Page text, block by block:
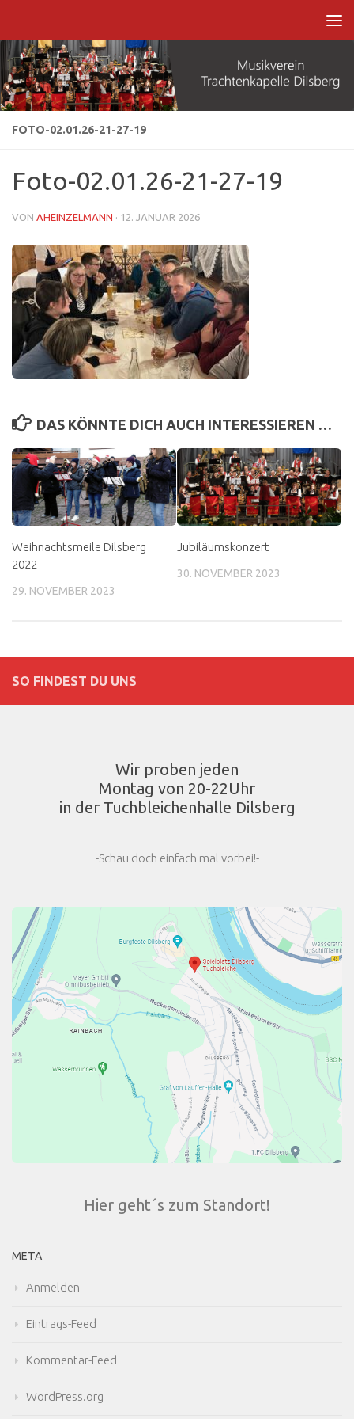
FOTO-02.01.26-21-27-19
Foto-02.01.26-21-27-19
VON AHEINZELMANN · 12. JANUAR 2026
DAS KÖNNTE DICH AUCH INTERESSIEREN …
Weihnachtsmeile Dilsberg
2022
29. NOVEMBER 2023
Jubiläumskonzert
30. NOVEMBER 2023
SO FINDEST DU UNS
Wir proben jeden
Montag von 20-22Uhr
in der Tuchbleichenhalle Dilsberg
-Schau doch einfach mal vorbei!-
Hier geht´s zum Standort!
META
Anmelden
Eintrags-Feed
Kommentar-Feed
WordPress.org